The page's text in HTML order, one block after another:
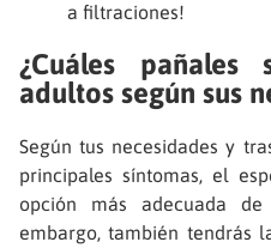
a filtraciones!
¿Cuáles pañales
adultos según sus
Según tus necesidades y
principales síntomas, el
opción más adecuada
embargo, también tendrás